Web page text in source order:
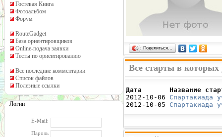
Гостевая Книга
Фотоальбом
Форум
RouteGadget
База ориентировщиков
Online-подача заявки
Тесты по ориентированию
Все последние комментарии
Список файлов
Полезные ссылки
Логин
E-Mail:
Пароль
Поделиться…
Все старты в
Дата       Название
2012-10-06 Спартакиада
2012-10-05 Спартакиада